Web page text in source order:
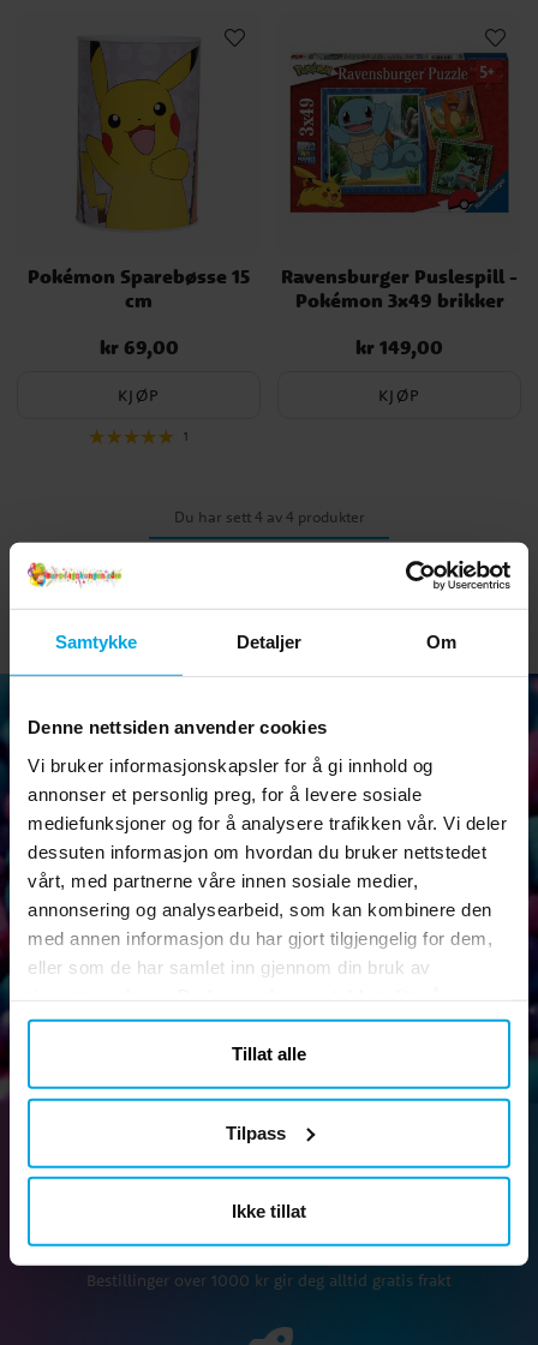
Samtykke Detaljer Om
Denne nettsiden anvender cookies
Vi bruker informasjonskapsler for å gi innhold og
annonser et personlig preg, for å levere sosiale
mediefunksjoner og for å analysere trafikken vår. Vi deler
dessuten informasjon om hvordan du bruker nettstedet
vårt, med partnerne våre innen sosiale medier,
annonsering og analysearbeid, som kan kombinere den
med annen informasjon du har gjort tilgjengelig for dem,
eller som de har samlet inn gjennom din bruk av
helst.
Tillat alle
Tilpass
Ikke tillat
mange voksne som barn og unge i dag.
Pokémon Sparebøsse 15
cm
Pris:kr 69,00
kr 69,00
KJØP
1
Ravensburger Puslespill -
Pokémon 3x49 brikker
Pris:kr 149,00
kr 149,00
KJØP
Du har sett 4 av 4 produkter
Nyhetsbrev
Abonner på vårt nyhetsbrev og ta del av morsomme tips,
kampanjer og tilbud.
Ok
Fri frakt over 1000 kr
Bestillinger over 1000 kr gir deg alltid gratis frakt